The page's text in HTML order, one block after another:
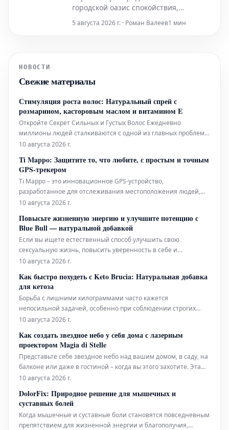
городской оазис спокойствия,
насыщенную жизнь города. Это место,
5 августа 2026 г. · Роман Валеев1 мин
НОВОСТИ
Свежие материалы
Стимуляция роста волос: Натуральный спрей с
розмарином, касторовым маслом и витамином E
Откройте Секрет Сильных и Густых Волос Ежедневно
миллионы людей сталкиваются с одной из главных проблем
личного благополучия — потерей волос. Стресс, факторы
неправильное питание — лишь некоторые из причин,
которые могут ослабить жизненную силу на
10 августа 2026 г.
Ti Mappo: Защитите то, что любите, с простым и точным
GPS-трекером
Ti Mappo – это инновационное GPS-устройство,
разработанное для отслеживания местоположения людей,
транспортных средств или животных в реальном времени.
высокую точность данных и постоянные обновления,
позволяя вам контролировать местонах
10 августа 2026 г.
Повысьте жизненную энергию и улучшите потенцию с
Blue Bull — натуральной добавкой
Если вы ищете естественный способ улучшить свою
сексуальную жизнь, повысить уверенность в себе и
наслаждаться более полноценными отношениями, Blue Bull
добавка, созданная на основе тщательно отобранных
натуральных ингредиентов, специаль
10 августа 2026 г.
Как быстро похудеть с Keto Brucia: Натуральная добавка
для кетоза
Борьба с лишними килограммами часто кажется
непосильной задачей, особенно при соблюдении строгих
диет, таких как кетогенная. Однако существуют
Например, добавка, разработанная для поддержки кето-диеты
и облегчения похудения, может стать цен
10 августа 2026 г.
Как создать звездное небо у себя дома с лазерным
проектором Magia di Stelle
Представьте себе звездное небо над вашим домом, в саду, на
балконе или даже в гостиной – когда вы этого захотите. Эта
мечта сегодня стала реальностью благодаря Magia di Stelle,
подход к освещению и декорированию внутренних и
внешних пространств
10 августа 2026 г.
DolorFix: Природное решение для мышечных и
суставных болей
Когда мышечные и суставные боли становятся повседневным
препятствием для жизненной энергии и благополучия,